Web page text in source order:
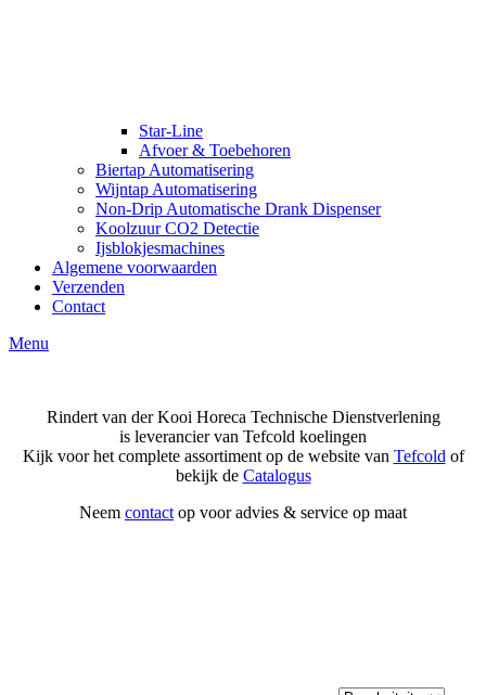
Star-Line
Afvoer & Toebehoren
Biertap Automatisering
Wijntap Automatisering
Non-Drip Automatische Drank Dispenser
Koolzuur CO2 Detectie
Ijsblokjesmachines
Algemene voorwaarden
Verzenden
Contact
Menu
Rindert van der Kooi Horeca Technische Dienstverlening
is leverancier van Tefcold koelingen
Kijk voor het complete assortiment op de website van Tefcold of
bekijk de Catalogus
Neem contact op voor advies & service op maat